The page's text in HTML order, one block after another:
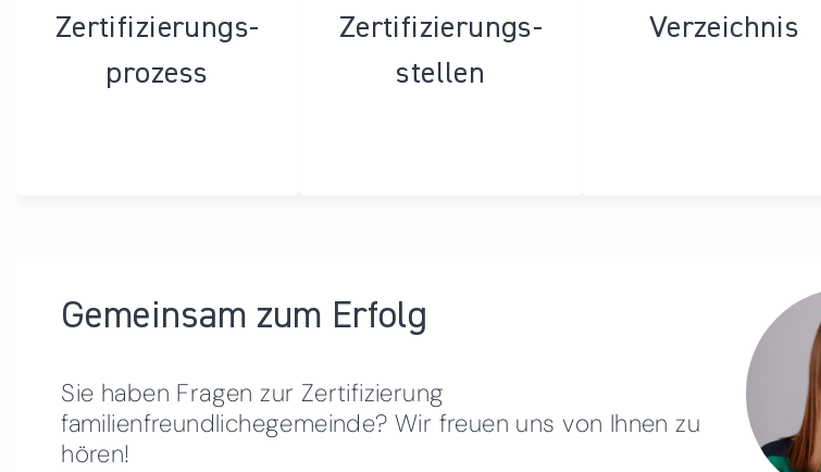
Zertifizierungs­
prozess
Zertifizierungs­
stellen
Verzeichnis
Gemeinsam zum Erfolg
Sie haben Fragen zur Zertifizierung
familienfreundlichegemeinde? Wir freuen uns von Ihnen zu
hören!